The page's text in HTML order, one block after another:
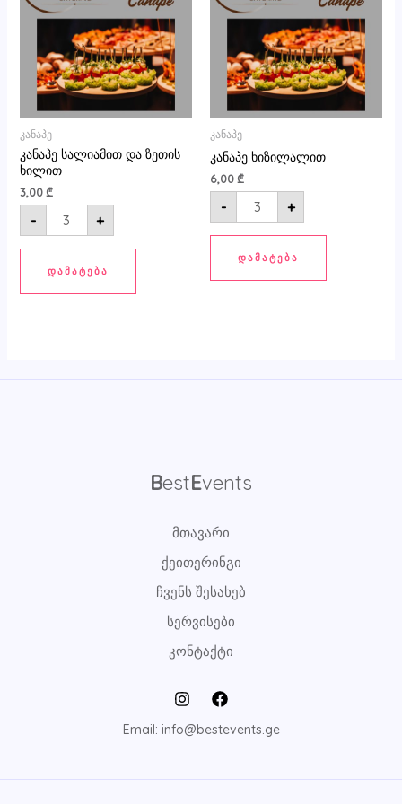
კანაპე
კანაპე სალიამით და ზეთის
ხილით
3,00 ₾
-
ხილით
+
ᲓᲐᲛᲐᲢᲔᲑᲐ
კანაპე
კანაპე ხიზილალით
6,00 ₾
- +
ᲓᲐᲛᲐᲢᲔᲑᲐ
BestEvents
მთავარი
ქეითერინგი
ჩვენს შესახებ
სერვისები
კონტაქტი
Email: info@bestevents.ge